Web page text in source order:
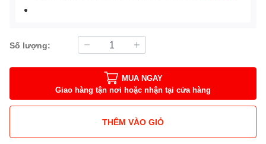
Số lượng:
MUA NGAY
Giao hàng tận nơi hoặc nhận tại cửa hàng
THÊM VÀO GIỎ